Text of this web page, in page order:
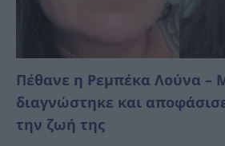
Πέθανε η Ρεμπέκα Λούνα –
διαγνώστηκε και
την ζωή της